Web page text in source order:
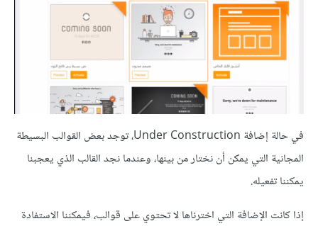
في حالة إضافة Under Construction، توجد بعض القوالب البسيطة
المجانية التي يمكن أن نختار من بينها، وعندما نجد القالب الذي يعجبنا
يمكننا تفعيله.
إذا كانت الإضافة التي اخترناها لا تحتوي على قوالب، فيمكننا الاستفادة